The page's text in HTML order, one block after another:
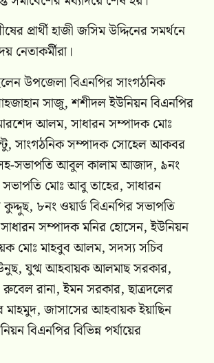
প্রার্থী হাজী জসিম উদ্দিনের সমর্থনে
নেতাকর্মীরা।
উপজেলা বিএনপির সাংগঠনিক
সাজু, শশীদল ইউনিয়ন বিএনপির
আলম, সাধারন সম্পাদক মোঃ
সাংগঠনিক সম্পাদক সোহেল আকবর
সভাপতি আবুল কালাম আজাদ, ৯নং
সভাপতি মোঃ আবু তাহের, সাধারন
৮নং ওয়ার্ড বিএনপির সভাপতি
সম্পাদক মনির হোসেন, ইউনিয়ন
মোঃ মাহবুব আলম, সদস্য সচিব
যুগ্ম আহবায়ক আলমাছ সরকার,
রানা, ইমন সরকার, ছাত্রদলের
জাসাসের আহবায়ক ইয়াছিন
বিএনপির বিভিন্ন পর্যায়ের